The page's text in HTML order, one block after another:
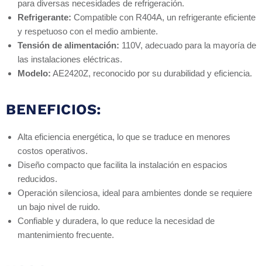
para diversas necesidades de refrigeración.
Refrigerante: Compatible con R404A, un refrigerante eficiente
y respetuoso con el medio ambiente.
Tensión de alimentación: 110V, adecuado para la mayoría de
las instalaciones eléctricas.
Modelo: AE2420Z, reconocido por su durabilidad y eficiencia.
BENEFICIOS:
Alta eficiencia energética, lo que se traduce en menores
costos operativos.
Diseño compacto que facilita la instalación en espacios
reducidos.
Operación silenciosa, ideal para ambientes donde se requiere
un bajo nivel de ruido.
Confiable y duradera, lo que reduce la necesidad de
mantenimiento frecuente.